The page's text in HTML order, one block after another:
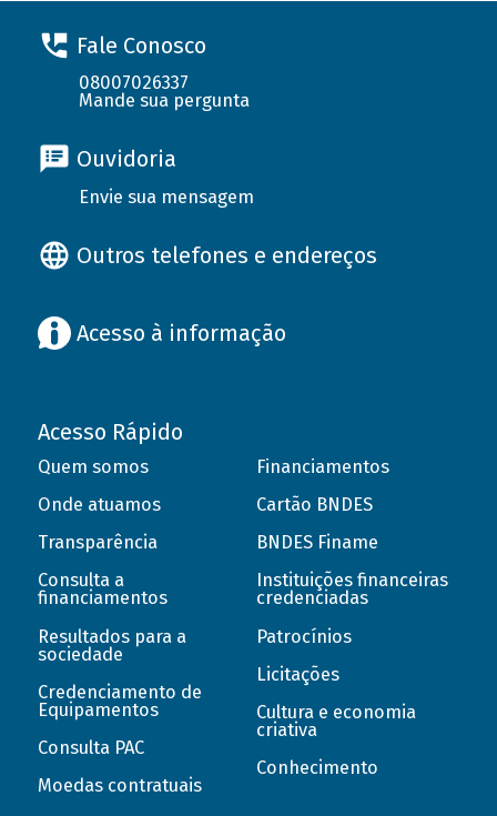
Fale Conosco
08007026337
Mande sua pergunta
Ouvidoria
Envie sua mensagem
Outros telefones e endereços
Acesso à informação
Acesso Rápido
Quem somos
Onde atuamos
Transparência
Consulta a
financiamentos
Resultados para a
sociedade
Credenciamento de
Equipamentos
Consulta PAC
Moedas contratuais
Financiamentos
Cartão BNDES
BNDES Finame
Instituições financeiras
credenciadas
Patrocínios
Licitações
Cultura e economia
criativa
Conhecimento